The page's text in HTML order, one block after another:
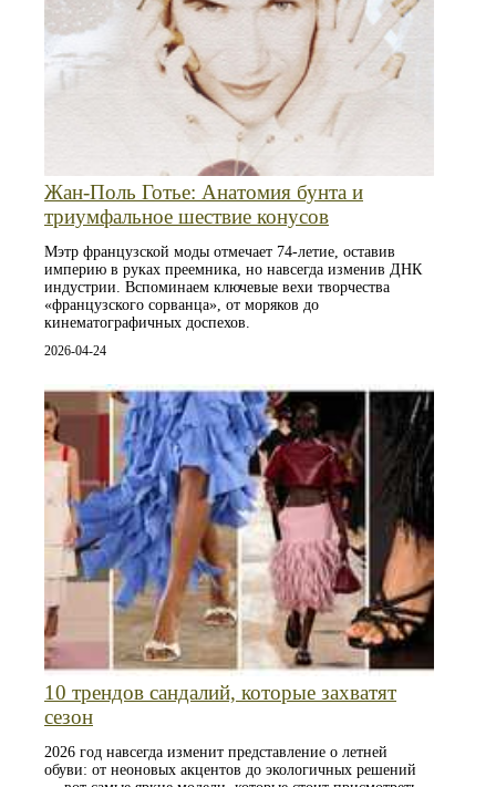
Жан-Поль Готье: Анатомия бунта и
триумфальное шествие конусов
Мэтр французской моды отмечает 74-летие, оставив
империю в руках преемника, но навсегда изменив ДНК
индустрии. Вспоминаем ключевые вехи творчества
«французского сорванца», от моряков до
кинематографичных доспехов.
2026-04-24
10 трендов сандалий, которые захватят
сезон
2026 год навсегда изменит представление о летней
обуви: от неоновых акцентов до экологичных решений